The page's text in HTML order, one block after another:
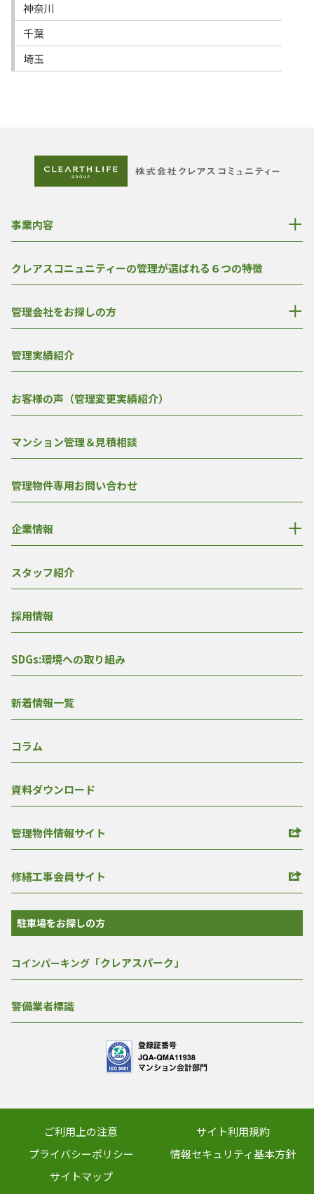
神奈川
千葉
埼玉
事業内容
クレアスコニュニティーの管理が選ばれる６つの特徴
管理会社をお探しの方
管理実績紹介
お客様の声（管理変更実績紹介）
マンション管理＆見積相談
管理物件専用お問い合わせ
企業情報
スタッフ紹介
採用情報
SDGs:環境への取り組み
新着情報一覧
コラム
資料ダウンロード
管理物件情報サイト
修繕工事会員サイト
駐車場をお探しの方
コインパーキング 「クレアスパーク」
警備業者標識
ご利用上の注意
サイト利用規約
プライバシーポリシー
情報セキュリティ基本方針
サイトマップ